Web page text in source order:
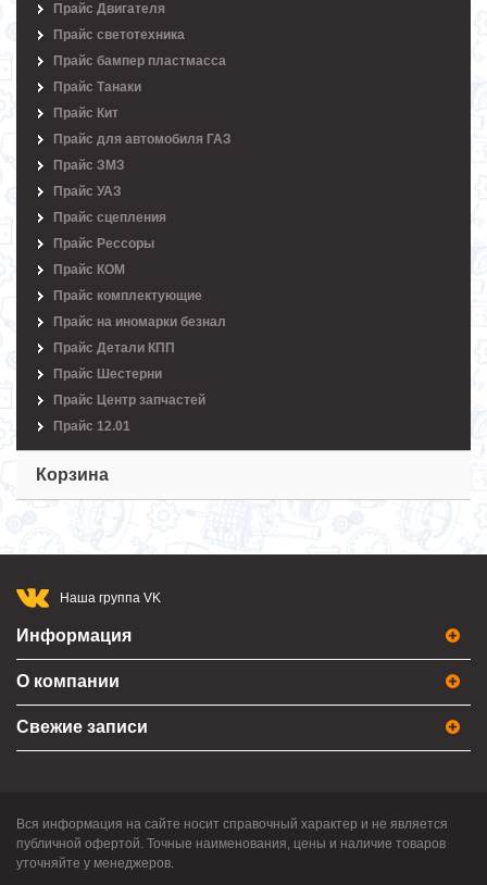
Прайс Двигателя
Прайс светотехника
Прайс бампер пластмасса
Прайс Танаки
Прайс Кит
Прайс для автомобиля ГАЗ
Прайс ЗМЗ
Прайс УАЗ
Прайс сцепления
Прайс Рессоры
Прайс КОМ
Прайс комплектующие
Прайс на иномарки безнал
Прайс Детали КПП
Прайс Шестерни
Прайс Центр запчастей
Прайс 12.01
Корзина
Наша группа VK
Информация
О компании
Свежие записи
Вся информация на сайте носит справочный характер и не является
публичной офертой. Точные наименования, цены и наличие товаров
уточняйте у менеджеров.